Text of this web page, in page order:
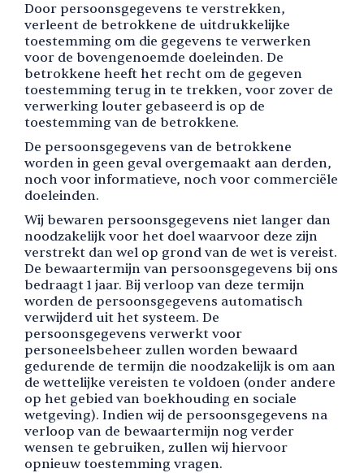
Door persoonsgegevens te verstrekken,
verleent de betrokkene de uitdrukkelijke
toestemming om die gegevens te verwerken
voor de bovengenoemde doeleinden. De
betrokkene heeft het recht om de gegeven
toestemming terug in te trekken, voor zover de
verwerking louter gebaseerd is op de
toestemming van de betrokkene.
De persoonsgegevens van de betrokkene
worden in geen geval overgemaakt aan derden,
noch voor informatieve, noch voor commerciële
doeleinden.
Wij bewaren persoonsgegevens niet langer dan
noodzakelijk voor het doel waarvoor deze zijn
verstrekt dan wel op grond van de wet is vereist.
De bewaartermijn van persoonsgegevens bij ons
bedraagt 1 jaar. Bij verloop van deze termijn
worden de persoonsgegevens automatisch
verwijderd uit het systeem. De
persoonsgegevens verwerkt voor
personeelsbeheer zullen worden bewaard
gedurende de termijn die noodzakelijk is om aan
de wettelijke vereisten te voldoen (onder andere
op het gebied van boekhouding en sociale
wetgeving). Indien wij de persoonsgegevens na
verloop van de bewaartermijn nog verder
wensen te gebruiken, zullen wij hiervoor
opnieuw toestemming vragen.